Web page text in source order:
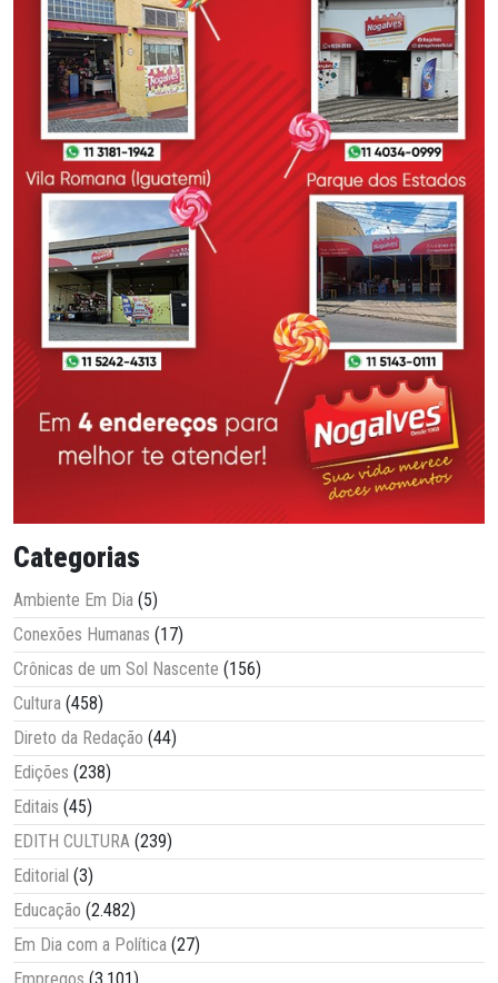
Categorias
Ambiente Em Dia (5)
Conexões Humanas (17)
Crônicas de um Sol Nascente (156)
Cultura (458)
Direto da Redação (44)
Edições (238)
Editais (45)
EDITH CULTURA (239)
Editorial (3)
Educação (2.482)
Em Dia com a Política (27)